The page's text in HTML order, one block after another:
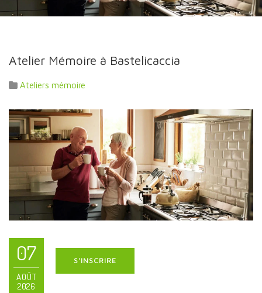
Atelier Mémoire à Bastelicaccia
Ateliers mémoire
07
AOÛT
2026
S'INSCRIRE